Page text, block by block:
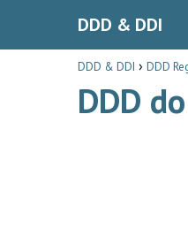
DDD & DDI
DDD & DDI DDD
DDD